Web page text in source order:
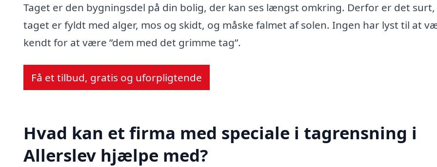
Taget er den bygningsdel på din bolig, der kan ses længst omkring. Derfor er det
taget er fyldt med alger, mos og skidt, og måske falmet af solen. Ingen har lyst til at
kendt for at være ”dem med det grimme tag”.
Få et tilbud, gratis og uforpligtende
Hvad kan et firma med speciale i tagrensning i
Allerslev hjælpe med?